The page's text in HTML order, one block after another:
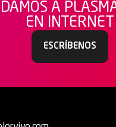
A
EN INTERNET
ESCRÍBENOS